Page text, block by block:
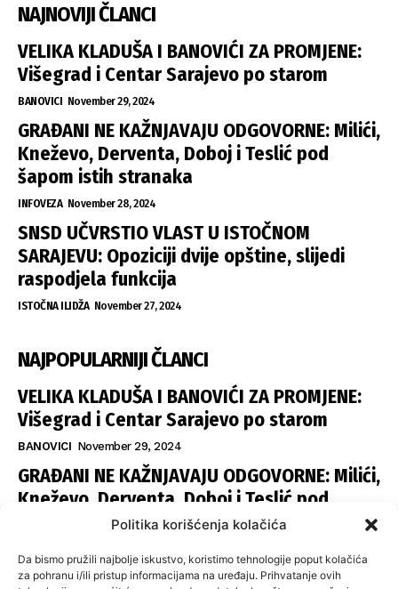
Politika korišćenja kolačića
Da bismo pružili najbolje iskustvo, koristimo tehnologije poput kolačića
za pohranu i/ili pristup informacijama na uređaju. Prihvatanje ovih
NAJNOVIJI ČLANCI
VELIKA KLADUŠA I BANOVIĆI ZA PROMJENE:
Višegrad i Centar Sarajevo po starom
BANOVICI November 29, 2024
GRAĐANI NE KAŽNJAVAJU ODGOVORNE: Milići,
Kneževo, Derventa, Doboj i Teslić pod
šapom istih stranaka
INFOVEZA November 28, 2024
SNSD UČVRSTIO VLAST U ISTOČNOM
SARAJEVU: Opoziciji dvije opštine, slijedi
raspodjela funkcija
ISTOČNA ILIDŽA November 27, 2024
NAJPOPULARNIJI ČLANCI
VELIKA KLADUŠA I BANOVIĆI ZA PROMJENE:
Višegrad i Centar Sarajevo po starom
BANOVICI November 29, 2024
GRAĐANI NE KAŽNJAVAJU ODGOVORNE: Milići,
Kneževo, Derventa, Doboj i Teslić pod
šapom istih stranaka
SNSD UČVRSTIO VLAST U ISTOČNOM